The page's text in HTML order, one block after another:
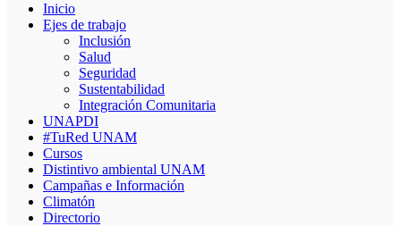
Inicio
Ejes de trabajo
Inclusión
Salud
Seguridad
Sustentabilidad
Integración Comunitaria
UNAPDI
#TuRed UNAM
Cursos
Distintivo ambiental UNAM
Campañas e Información
Climatón
Directorio